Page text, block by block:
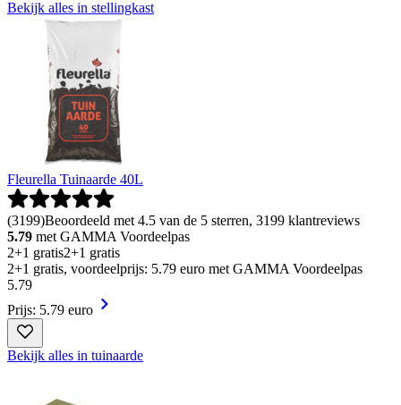
Bekijk alles in stellingkast
Fleurella Tuinaarde 40L
(3199)Beoordeeld met 4.5 van de 5 sterren, 3199 klantreviews
5.79 met GAMMA Voordeelpas
2+1 gratis2+1 gratis
2+1 gratis, voordeelprijs: 5.79 euro met GAMMA Voordeelpas
5.79
Prijs: 5.79 euro
Bekijk alles in tuinaarde